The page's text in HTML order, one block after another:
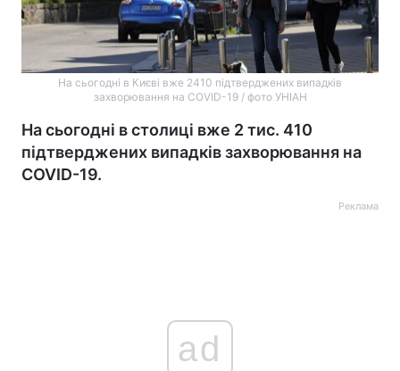
На сьогодні в Києві вже 2410 підтверджених випадків
захворювання на COVID-19 / фото УНІАН
На сьогодні в столиці вже 2 тис. 410
підтверджених випадків захворювання на
COVID-19.
Реклама
ad